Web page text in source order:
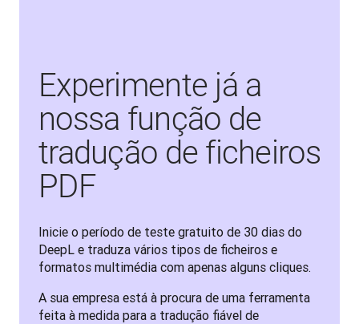
Experimente já a
nossa função de
tradução de ficheiros
PDF
Inicie o período de teste gratuito de 30 dias do
DeepL e traduza vários tipos de ficheiros e
formatos multimédia com apenas alguns cliques.
A sua empresa está à procura de uma ferramenta
feita à medida para a tradução fiável de